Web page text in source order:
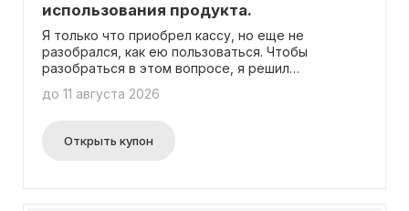
использования продукта.
Я только что приобрел кассу, но еще не
разобрался, как ею пользоваться. Чтобы
разобраться в этом вопросе, я решил
найти ответы на все свои вопросы и подробные
промокод.
до 11 августа 2026
Открыть купон